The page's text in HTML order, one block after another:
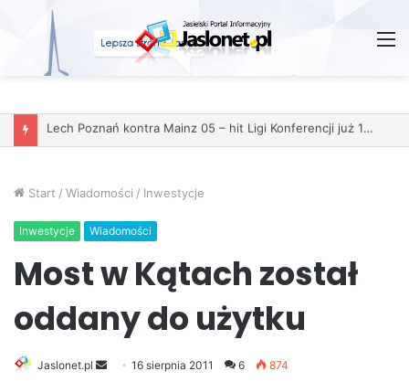
Start / Wiadomości / Inwestycje
Inwestycje Wiadomości
Most w Kątach został
oddany do użytku
Jaslonet.pl 16 sierpnia 2011 6 874